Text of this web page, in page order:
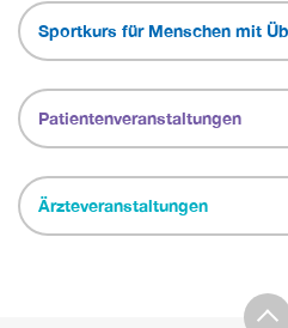
Sportkurs für Menschen mit
Patientenveranstaltungen
Ärzteveranstaltungen